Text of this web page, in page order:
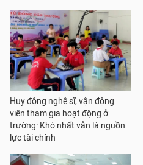
Huy động nghệ sĩ, vận động
viên tham gia hoạt động ở
trường: Khó nhất vẫn là nguồn
lực tài chính